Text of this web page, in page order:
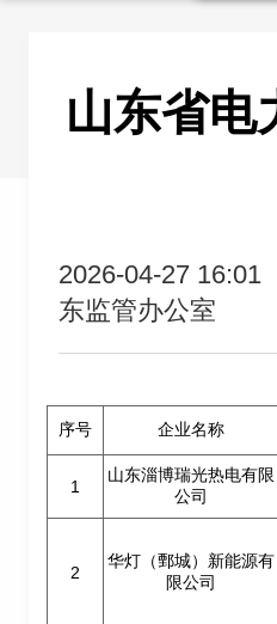
山东省电
2026-04-27 16:01
东监管办公室
序号 企业名称
1
山东淄博瑞光热电有限
公司
2
华灯（鄄城）新能源有
限公司